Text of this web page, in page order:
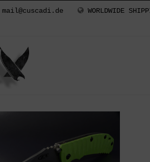
mail@cuscadi.de
WORLDWIDE